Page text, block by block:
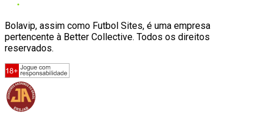
Bolavip, assim como Futbol Sites, é uma empresa
pertencente à Better Collective. Todos os direitos
reservados.